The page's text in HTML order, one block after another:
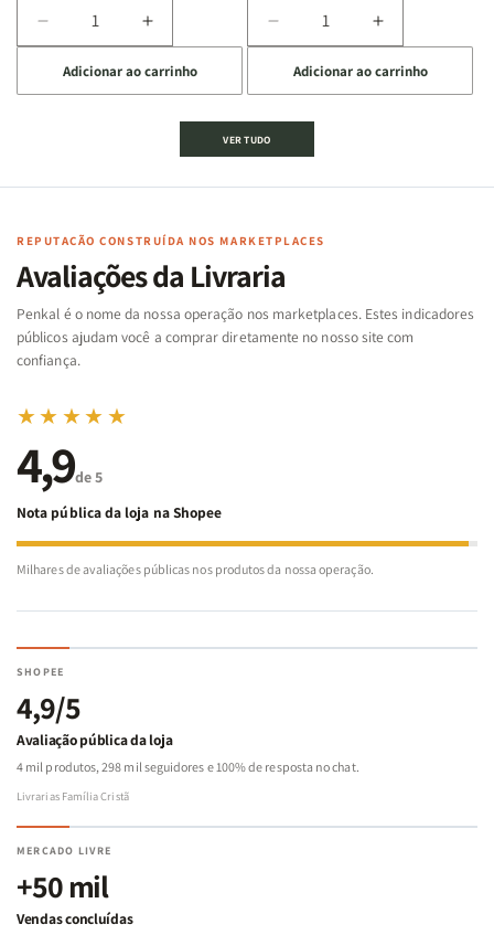
Diminuir
a
quantidade
de
Cartas
Famílias
Bíblia
-
Penkal
Aumentar
a
quantidade
de
Jogo
Cartas
Famílias
da
Bíblia
-
Penkal
Adicionar ao carrinho
Diminuir
a
quantidade
de
Jogo
|
de
Aumentar
a
quantidade
de
|
Adicionar ao carrinho
VER TUDO
REPUTAÇÃO CONSTRUÍDA NOS MARKETPLACES
Avaliações da Livraria
Penkal é o nome da nossa operação nos marketplaces. Estes indicadores
públicos ajudam você a comprar diretamente no nosso site com
confiança.
★★★★★
4,9de 5
Nota pública da loja na Shopee
Milhares de avaliações públicas nos produtos da nossa operação.
SHOPEE
4,9/5
Avaliação pública da loja
4 mil produtos, 298 mil seguidores e 100% de resposta no chat.
Livrarias Família Cristã
MERCADO LIVRE
+50 mil
Vendas concluídas